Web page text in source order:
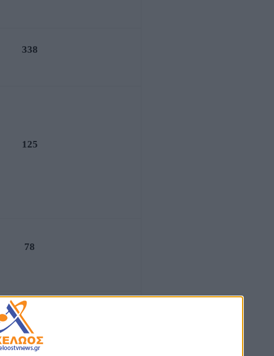
338
125
78
32